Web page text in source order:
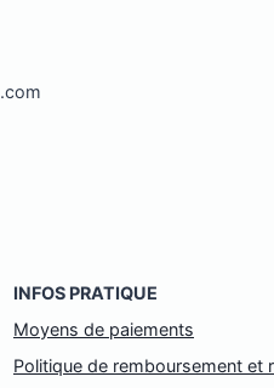
INFOS PRATIQUE
Moyens de paiements
Politique de remboursement et